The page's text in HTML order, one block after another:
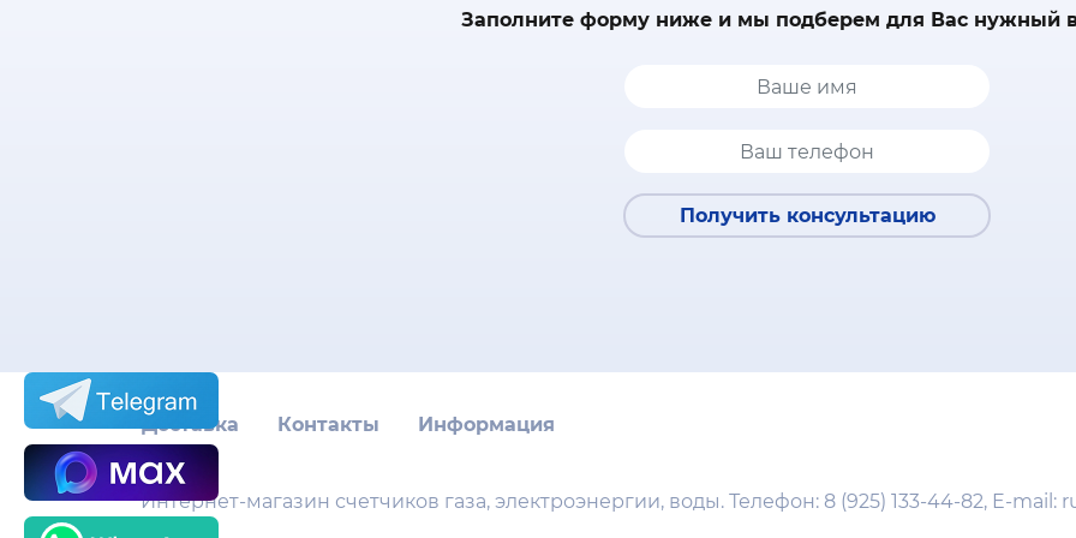
Заполните форму ниже и мы подберем для Вас нужный
Получить консультацию
Доставка Контакты Информация
Интернет-магазин счетчиков газа, электроэнергии, воды. Телефон: 8 (925) 133-44-82, E-mail: